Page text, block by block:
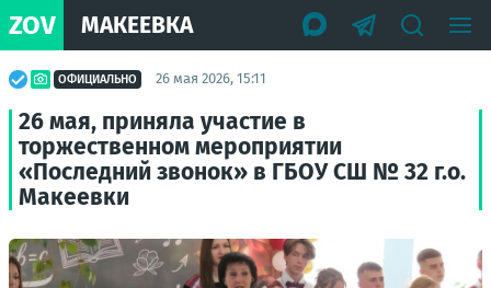
ZOV МАКЕЕВКА
ОФИЦИАЛЬНО 26 мая 2026, 15:11
26 мая, приняла участие в
торжественном мероприятии
«Последний звонок» в ГБОУ СШ № 32 г.о.
Макеевки